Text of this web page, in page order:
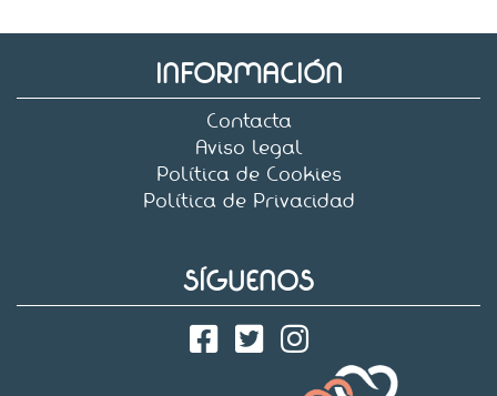
INFORMACIÓN
Contacta
Aviso legal
Política de Cookies
Política de Privacidad
SÍGUENOS